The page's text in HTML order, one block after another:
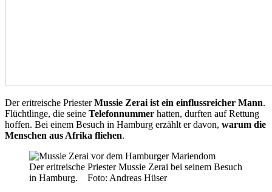
Der eritreische PriesterMussie Zerai ist ein einflussreicher Mann.
Flüchtlinge, die seine Telefonnummer hatten, durften auf Rettung
hoffen. Bei einem Besuch in Hamburg erzählt er davon, warum die
Menschen aus Afrika fliehen.
Der eritreische Priester Mussie Zerai bei seinem Besuch
in Hamburg. Foto: Andreas Hüser